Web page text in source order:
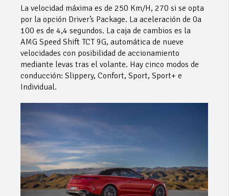
La velocidad máxima es de 250 Km/H, 270 si se opta
por la opción Driver’s Package. La aceleración de 0a
100 es de 4,4 segundos. La caja de cambios es la
AMG Speed Shift TCT 9G, automática de nueve
velocidades con posibilidad de accionamiento
mediante levas tras el volante. Hay cinco modos de
conducción: Slippery, Confort, Sport, Sport+ e
Individual.